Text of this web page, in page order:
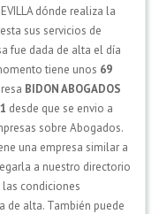
dónde realiza la
sus servicios de
fue dada de alta el día
tiene unos 69
BIDON ABOGADOS
desde que se envio a
sobre Abogados.
una empresa similar a
a nuestro directorio
condiciones
de alta. También puede